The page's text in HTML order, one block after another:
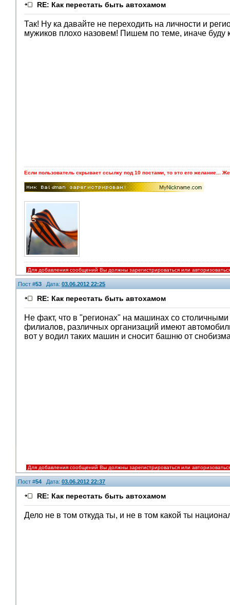
RE: Как перестать быть автохамом
Так! Ну ка давайте не переходить на личности и
мужиков плохо назовем! Пишем по теме, иначе буду
Если пользователь скрывает ссылку под 10 постами, то это его желание...
Для добавления сообщений Вы должны зарегистрироваться или
Пост #53 Дата: 03.06.2012 22:25
RE: Как перестать быть автохамом
Не факт, что в "регионах" на машинах со
филиалов, различных организаций имеют
вот у водил таких машин и сносит башню от
Для добавления сообщений Вы должны зарегистрироваться или
Пост #54Дата: 03.06.2012 22:37
RE: Как перестать быть автохамом
Дело не в том откуда ты, и не в том какой ты